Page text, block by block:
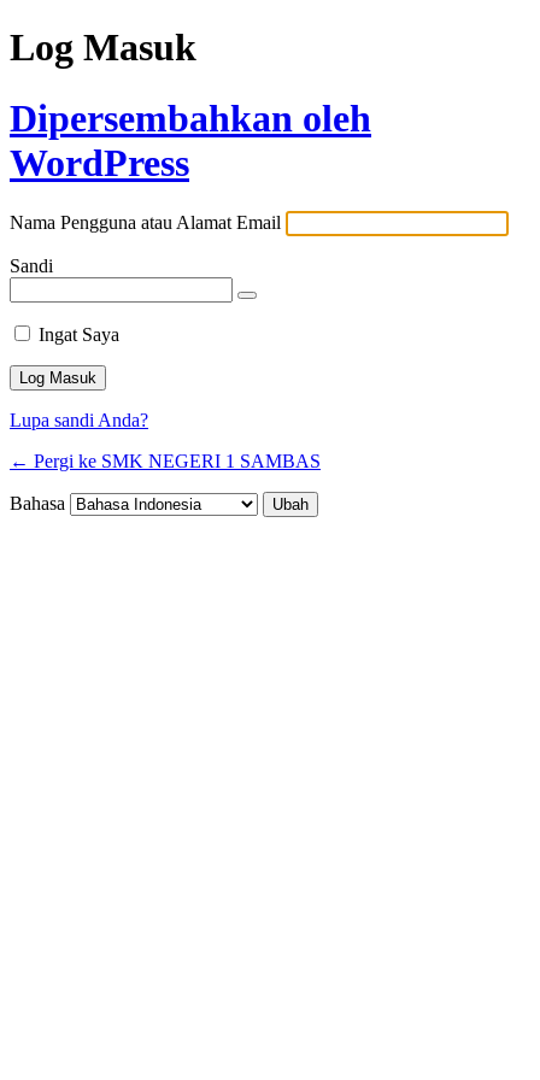
Log Masuk
Dipersembahkan oleh
WordPress
Nama Pengguna atau Alamat Email
Sandi
Ingat Saya
Lupa sandi Anda?
← Pergi ke SMK NEGERI 1 SAMBAS
Bahasa